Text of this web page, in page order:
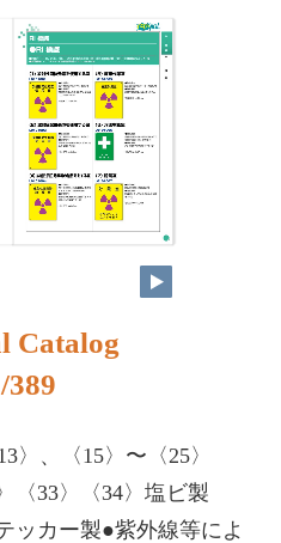
75
Catalog
389
〉、〈15〉〜〈25〉
〈33〉〈34〉塩ビ製
ッカー製●紫外線等によ